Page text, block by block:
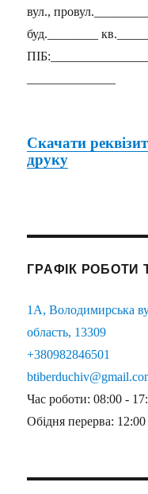
вул.,
буд.________
Скачати
друку
ГРАФІК РОБОТИ
1А, Володимирська
область, 13309
+380982846501
Час роботи: 08:00 -
Обідня перерва: